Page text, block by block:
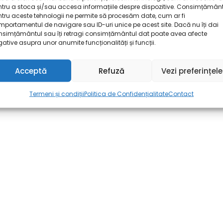
a stoca și/sau accesa informațiile despre dispozitive.
aceste tehnologii ne permite să procesăm date, cum ar fi
de navigare sau ID-uri unice pe acest site. Dacă nu îți dai
sau îți retragi consimțământul dat poate avea afecte
asupra unor anumite funcționalități și funcții.
Acceptă Refuză Vezi preferințele
Termeni și condițiiPolitica de ConfidențialitateContact